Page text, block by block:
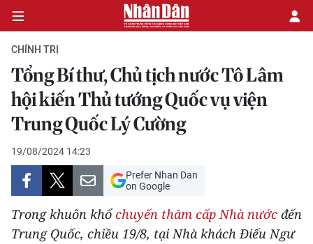
CHÍNH TRỊ
KINH TẾ
VĂN HÓA
XÃ HỘI
PHÁP LUẬT
CHÍNH TRỊ
Tổng Bí thư, Chủ tịch nước Tô Lâm
hội kiến Thủ tướng Quốc vụ viện
Trung Quốc Lý Cường
19/08/2024 14:23
Prefer Nhan Dan
on Google
Trong khuôn khổchuyến thăm cấp Nhà nước đến
Trung Quốc, chiều 19/8, tại Nhà khách Điếu Ngư